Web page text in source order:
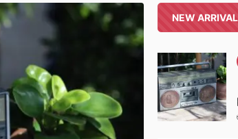
NEW ARRIVAL